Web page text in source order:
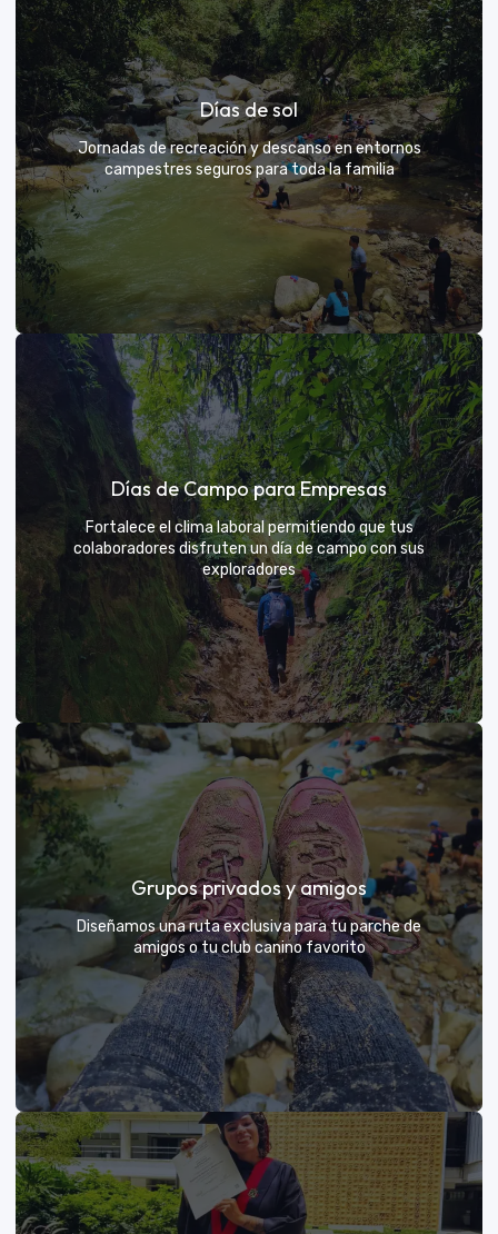
Rutas grupales clásicas
Únete a la manada y descubre nuevos senderos
VER MÁS
Días de sol
Jornadas de recreación y descanso en entornos
campestres seguros para toda la familia
Días de sol
Un respiro campestre diseñado para el descanso y la
diversión de todos
VER MÁS
Días de Campo para Empresas
Fortalece el clima laboral permitiendo que tus
colaboradores disfruten un día de campo con sus
exploradores
Días de Campo para Empresas
El mejor beneficio para tu equipo: compartir con sus
exploradores y fortalecer lazos rodeados de
naturaleza
VER MÁS
Grupos privados y amigos
Diseñamos una ruta exclusiva para tu parche de
amigos o tu club canino favorito